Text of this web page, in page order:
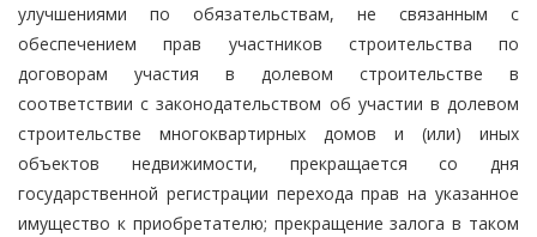
улучшениями по обязательствам, не связанным с
обеспечением прав участников строительства по
договорам участия в долевом строительстве в
соответствии с законодательством об участии в долевом
строительстве многоквартирных домов и (или) иных
объектов недвижимости, прекращается со дня
государственной регистрации перехода прав на указанное
имущество к приобретателю; прекращение залога в таком